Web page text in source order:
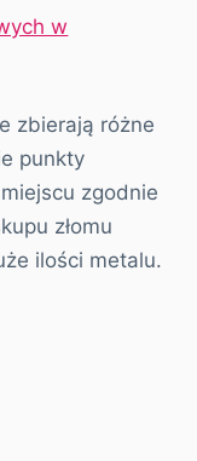
w
zbierają różne
punkty
zgodnie
złomu
ilości metalu.